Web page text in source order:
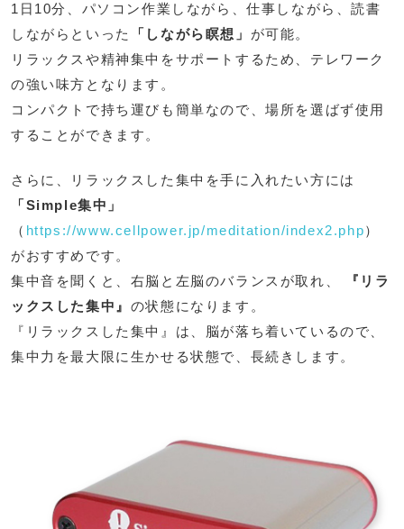
1日10分、パソコン作業しながら、仕事しながら、読書
しながらといった
「しながら瞑想」 が可能。
リラックスや精神集中をサポートするため、テレワーク
の強い味方となります。
コンパクトで持ち運びも簡単なので、場所を選ばず使用
することができます。
さらに、リラックスした集中を手に入れたい方には
「Simple集中」
（ https://www.cellpower.jp/meditation/index2.php）
がおすすめです。
集中音を聞くと、右脳と左脳のバランスが取れ、
『リラ
ックスした集中』 の状態になります。
『リラックスした集中』は、脳が落ち着いているので、
集中力を最大限に生かせる状態で、長続きします。